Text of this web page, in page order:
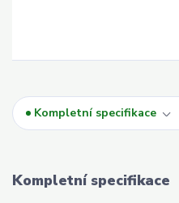
Kompletní specifikace
Kompletní specifikace